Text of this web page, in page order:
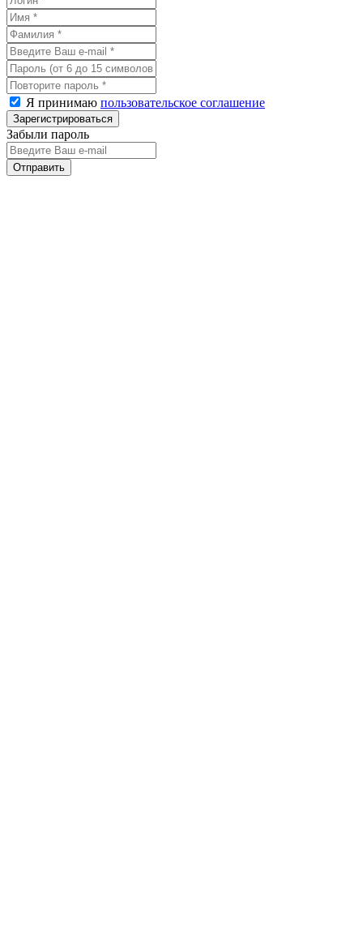
Я принимаю пользовательское соглашение
Забыли пароль